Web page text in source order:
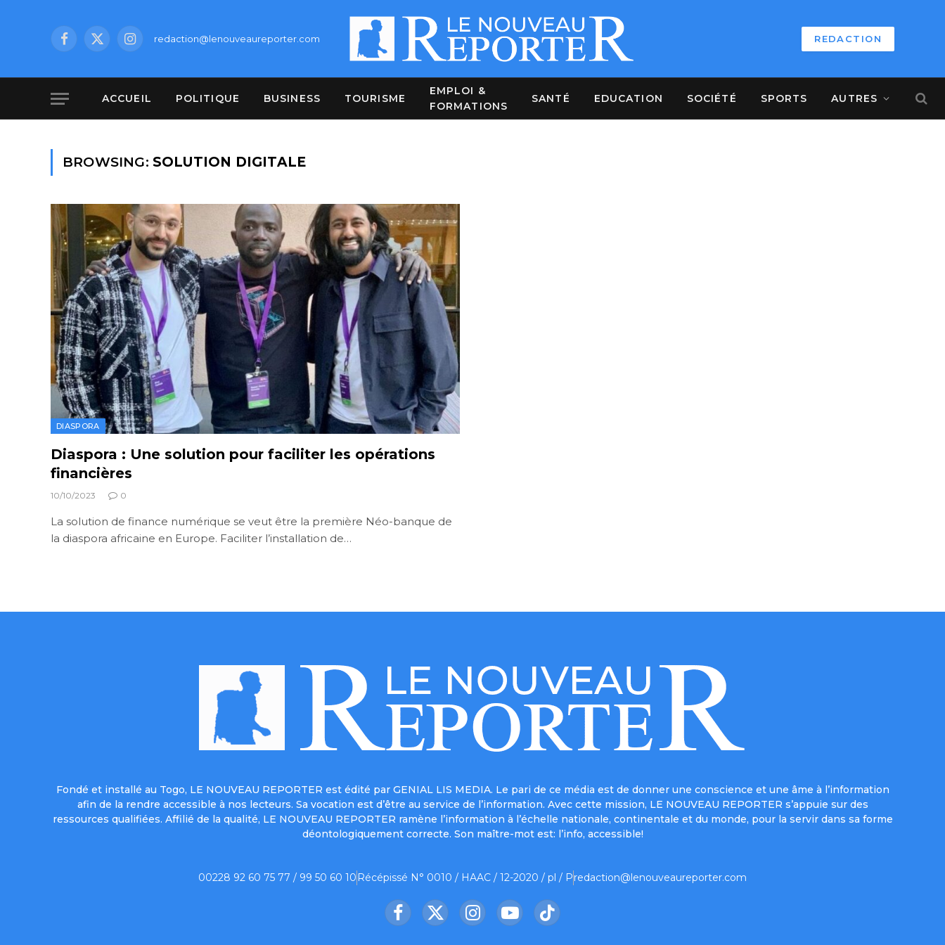
Facebook
X
Instagramredaction@lenouveaureporter.com REDACTION
ACCUEIL POLITIQUE BUSINESS TOURISME
EMPLOI &
FORMATIONS
SANTÉ EDUCATION SOCIÉTÉ SPORTS AUTRES
BROWSING: SOLUTION DIGITALE
DIASPORA
Diaspora : Une solution pour faciliter les opérations
financières
10/10/2023 0
La solution de finance numérique se veut être la première Néo-banque de
la diaspora africaine en Europe. Faciliter l’installation de…
Fondé et installé au Togo, LE NOUVEAU REPORTER est édité par GENIAL LIS MEDIA. Le pari de ce média est de donner une conscience et une âme à l’information
afin de la rendre accessible à nos lecteurs. Sa vocation est d’être au service de l’information. Avec cette mission, LE NOUVEAU REPORTER s’appuie sur des
ressources qualifiées. Affilié de la qualité, LE NOUVEAU REPORTER ramène l’information à l’échelle nationale, continentale et du monde, pour la servir dans sa forme
déontologiquement correcte. Son maître-mot est: l’info, accessible!
00228 92 60 75 77 / 99 50 60 10 Récépissé N° 0010 / HAAC / 12-2020 / pl / Predaction@lenouveaureporter.com
Facebook
X
InstagramYouTubeTikTok